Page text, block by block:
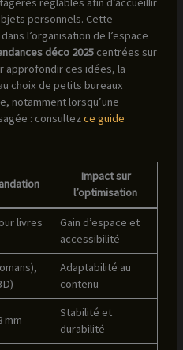
personnels. Cette
l’organisation de l’espace
déco 2025centrées sur
approfondir ces idées, la
choix de petits bureaux
notamment lorsqu’une
: consultezce guide
Impact sur
l’optimisation
livres
Gain d’espace et
accessibilité
Adaptabilité au
contenu
mm
Stabilité et
durabilité